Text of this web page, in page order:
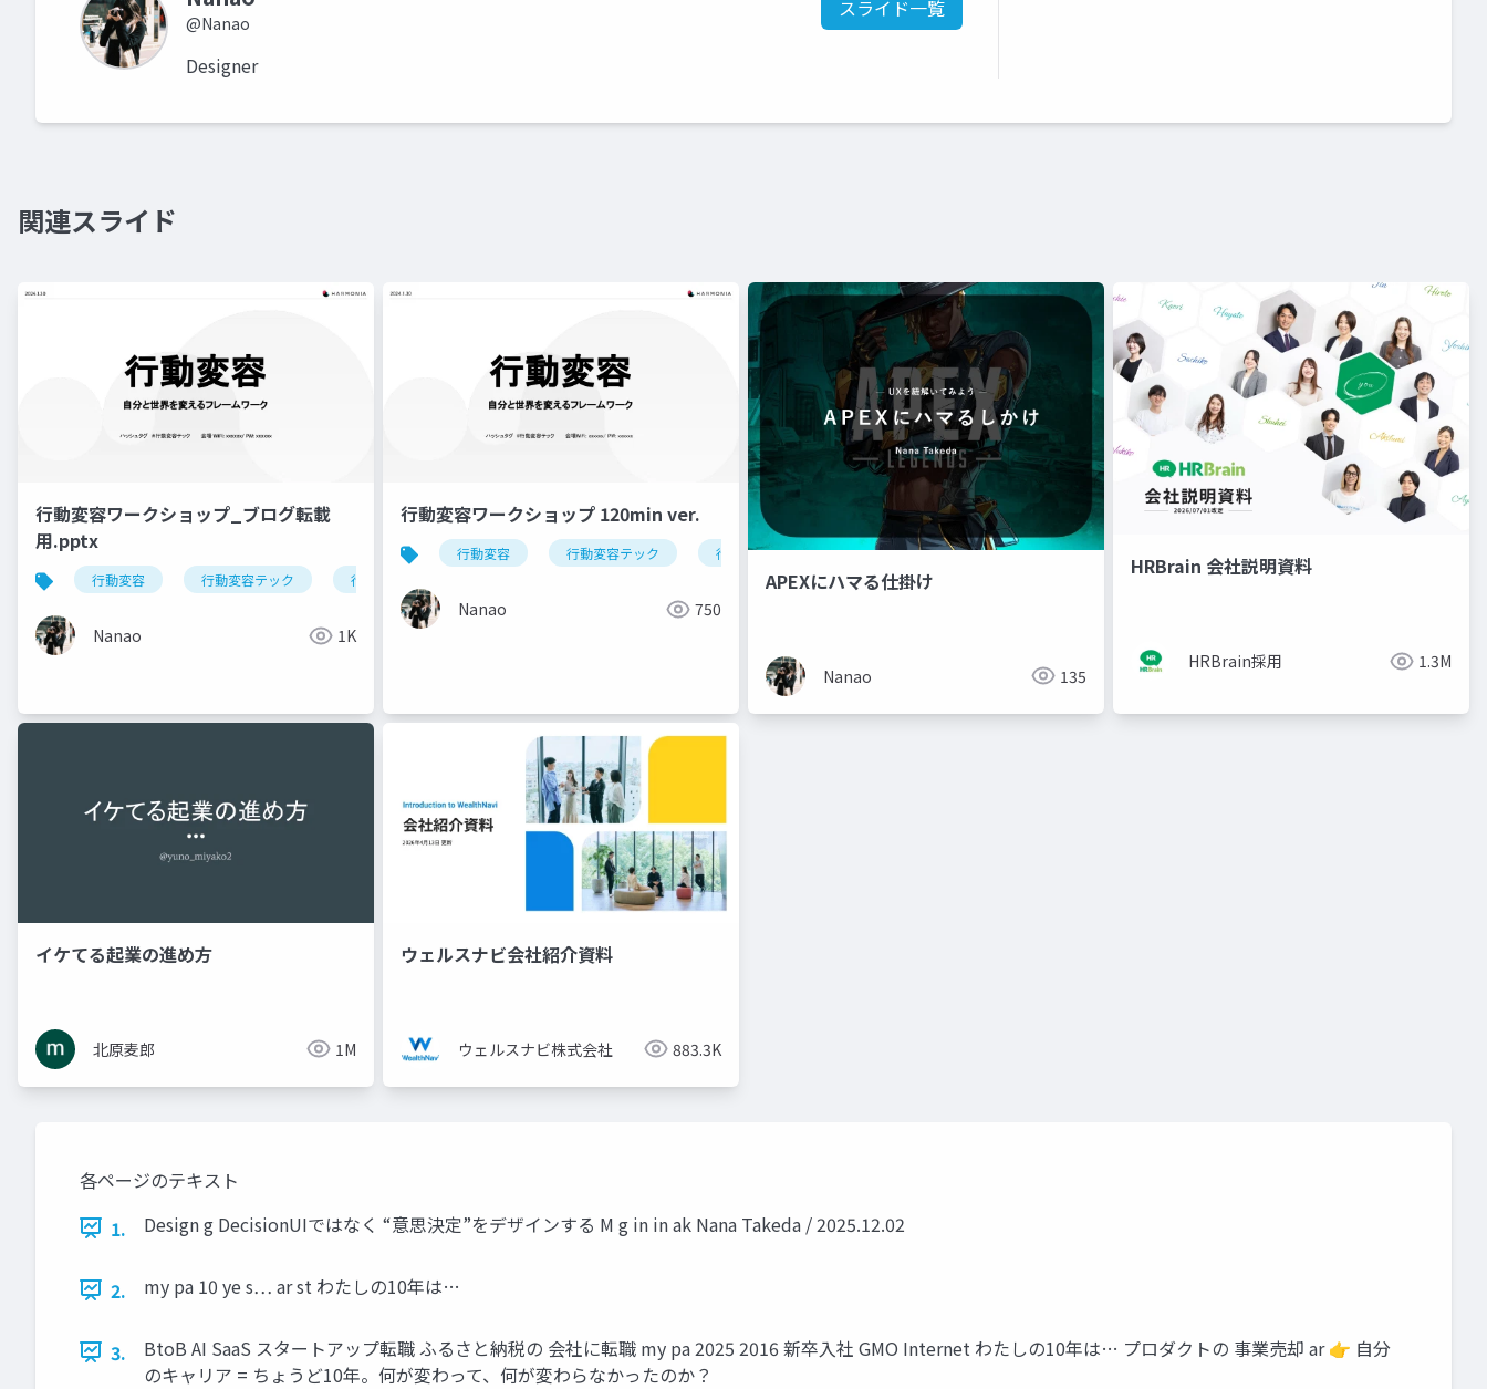
@Nanao
スライド一覧
Designer
関連スライド
行動変容ワークショップ_ブログ転載
用.pptx
行動変容 行動変容テック 行動変容デザイン
Nanao 1K
行動変容ワークショップ 120min ver.
行動変容 行動変容テック 行動変容デザイン
Nanao 750
APEXにハマる仕掛け
Nanao 135
HRBrain 会社説明資料
HRBrain採用 1.3M
イケてる起業の進め方
北原麦郎 1M
ウェルスナビ会社紹介資料
ウェルスナビ株式会社 883.3K
各ページのテキスト
1.
Design g DecisionUIではなく “意思決定”をデザインする M g in in ak Nana Takeda / 2025.12.02
2. my pa 10 ye s… ar st わたしの10年は…
3.
BtoB AI SaaS スタートアップ転職 ふるさと納税の 会社に転職 my pa 2025 2016 新卒入社 GMO Internet わたしの10年は… プロダクトの 事業売却 ar 👉 自分
のキャリア = ちょうど10年。何が変わって、何が変わらなかったのか？